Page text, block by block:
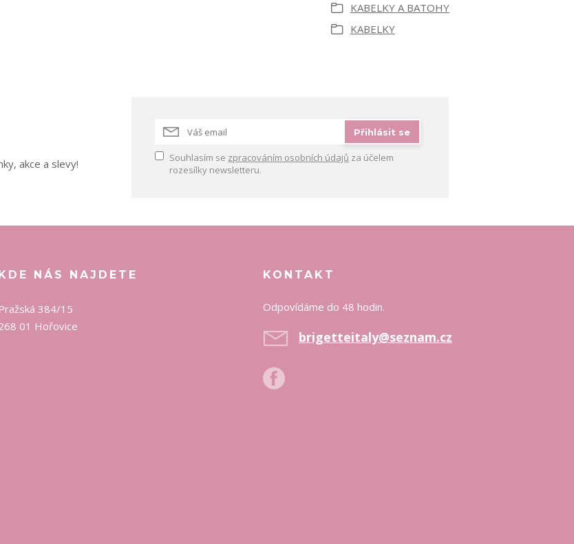
KABELKY A BATOHY
KABELKY
akce a slevy!
Přihlásit se
Souhlasím se zpracováním osobních údajů za účelem
rozesílky newsletteru.
NÁS NAJDETE
384/15
01 Hořovice
KONTAKT
Odpovídáme do 48 hodin.
brigetteitaly@seznam.cz